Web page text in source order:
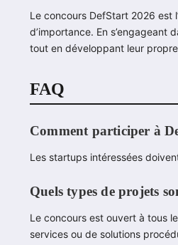
Le concours DefStart 2026 est
d’importance. En
tout en développant leur
FAQ
Comment participer à
Les startups intéressées
Quels types de projets
Le concours est ouvert à tous
services ou de solutions